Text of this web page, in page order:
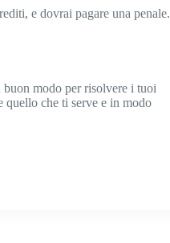
e dovrai pagare una penale.
buon modo per risolvere i tuoi
quello che ti serve e in modo